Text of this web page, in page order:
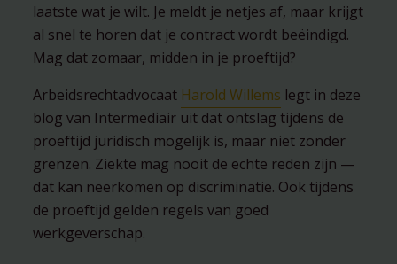
laatste wat je wilt. Je meldt je netjes af, maar krijgt
al snel te horen dat je contract wordt beëindigd.
Mag dat zomaar, midden in je proeftijd?
Arbeidsrechtadvocaat Harold Willems legt in deze
blog van Intermediair uit dat ontslag tijdens de
proeftijd juridisch mogelijk is, maar niet zonder
grenzen. Ziekte mag nooit de echte reden zijn —
dat kan neerkomen op discriminatie. Ook tijdens
de proeftijd gelden regels van goed
werkgeverschap.